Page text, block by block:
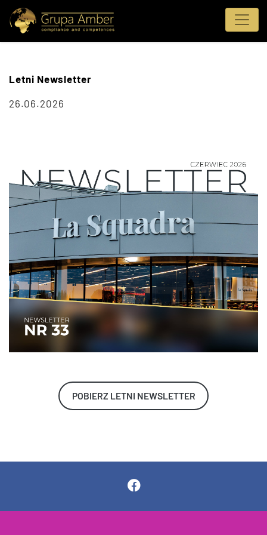
Letni Newsletter
26.06.2026
POBIERZ LETNI NEWSLETTER